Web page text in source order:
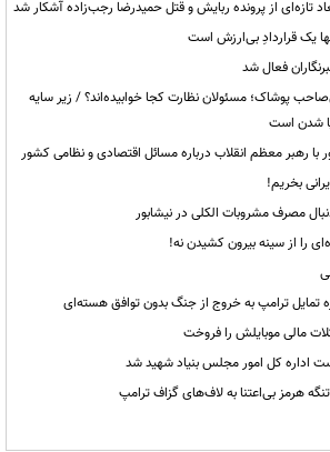
تازه‌ای از پرونده ربایش و قتل حمیدرضا رجب‌زاده آشکار شد
یک قراردادِ بی‌ارزش است
فعال شد
پوشاک؛ مسئولان نظارت کجا خوابیده‌اند؟ / زیر سایه
شدن است
با رهبر معظم انقلاب درباره مسائل اقتصادی و نظامی کشور
بخریم!
را از سینه بیرون کشیدن نه!
تمایل ترامپ به خروج از جنگ بدون توافق هسته‌ای
مالی موبایلش را فروخت
اداره کل امور مجلس بنیاد شهید شد
هرمز بی‌اعتنا به لاف‌های گزاف ترامپ